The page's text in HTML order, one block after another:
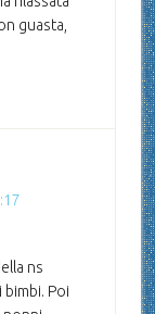
guasta,
ns
Poi